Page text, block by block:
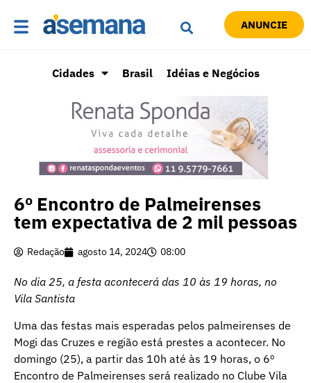
ANUNCIE
Cidades Brasil Idéias e Negócios
6º Encontro de Palmeirenses
tem expectativa de 2 mil pessoas
Redação agosto 14, 2024 08:00
No dia 25, a festa acontecerá das 10 às 19 horas, no
Vila Santista
Uma das festas mais esperadas pelos palmeirenses de
Mogi das Cruzes e região está prestes a acontecer. No
domingo (25), a partir das 10h até às 19 horas, o 6º
Encontro de Palmeirenses será realizado no Clube Vila